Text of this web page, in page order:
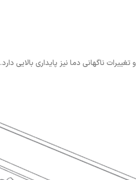
ناگهانی دما نیز پایداری بالایی دارد.